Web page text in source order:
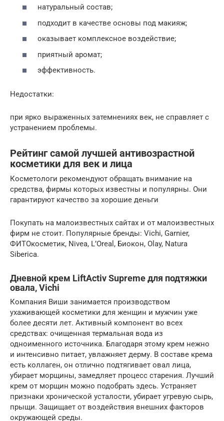
натуральный состав;
подходит в качестве основы под макияж;
оказывает комплексное воздействие;
приятный аромат;
эффективность.
Недостатки:
при ярко выраженных затемнениях век, не справляет с
устранением проблемы.
Рейтинг самой лучшей антивозрастной
косметики для век и лица
Косметологи рекомендуют обращать внимание на
средства, фирмы которых известны и популярны. Они
гарантируют качество за хорошие деньги
Покупать на малоизвестных сайтах и от малоизвестных
фирм не стоит. Популярные бренды: Vichi, Garnier,
ФИТОкосметик, Nivea, L’Oreal, Биокон, Olay, Natura
Siberica.
Дневной крем LiftActiv Supreme для подтяжки
овала, Vichi
Компания Виши занимается производством
ухаживающей косметики для женщин и мужчин уже
более десяти лет. Активный компонент во всех
средствах: очищенная термальная вода из
одноименного источника. Благодаря этому крем нежно
и интенсивно питает, увлажняет дерму. В составе крема
есть коллаген, он отлично подтягивает овал лица,
убирает морщины, замедляет процесс старения. Лучший
крем от морщин можно подобрать здесь. Устраняет
признаки хронической усталости, убирает угревую сырь,
прыщи. Защищает от воздействия внешних факторов
окружающей среды.